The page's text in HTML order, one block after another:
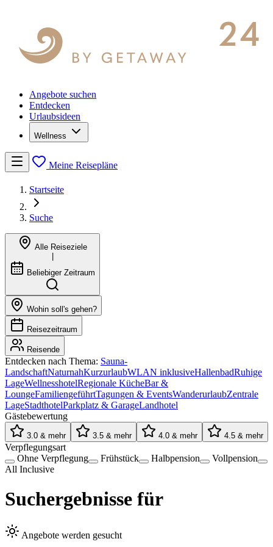
Angebote suchen
Entdecken
Urlaubsideen
Wellness
Meine Reisepläne
Startseite
Suche
Alle Reiseziele
Beliebiger Zeitraum
Wohin soll's gehen?
Reisezeitraum
Reisende
Entdecken nach Thema: Sauna-
LandschaftNaturnahKurzurlaubWLAN inklusiveHallenbadRuhige
LageWellnesshotelRegionale KücheBar &
LoungeFamiliengeführtTagungen & EventsWanderurlaubZentrale
LageStadthotelParkplatz & GarageLandhotel
Gästebewertung
3.0 & mehr 3.5 & mehr 4.0 & mehr 4.5 & mehr
Verpflegungsart
Ohne Verpflegung
Frühstück Halbpension
Vollpension
All Inclusive
Suchergebnisse für
Angebote werden gesucht